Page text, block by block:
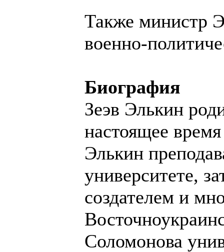
Также министр
военно-
Биография
Зеэв Элькин
настоящее
Элькин
университете,
создателем и
Соломонова